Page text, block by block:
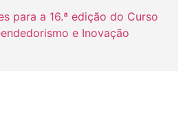
para a 16.ª edição do Curso
e Inovação